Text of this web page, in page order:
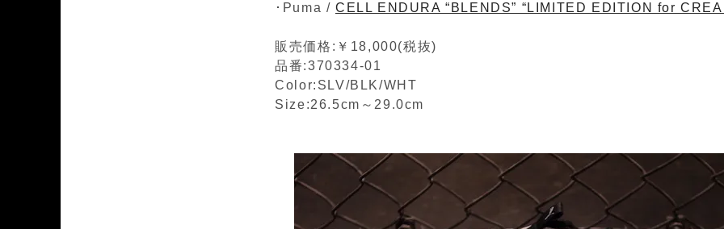
･Puma / CELL ENDURA “BLENDS” “LIMITED EDITION for
販売価格:￥18,000(税抜)
品番:370334-01
Color:SLV/BLK/WHT
Size:26.5cm～29.0cm